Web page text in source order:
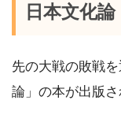
日本文化
先の大戦の敗戦
論」の本が出版さ